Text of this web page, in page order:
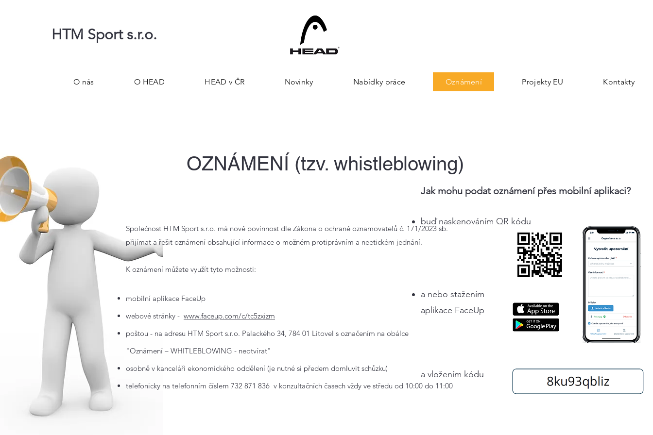
HTM Sport s.r.o.
O nás O HEAD HEAD v ČR Novinky Nabídky práce Oznámení Projekty EU Kontakty
OZNÁMENÍ (tzv. whistleblowing)
Jak mohu podat oznámení přes mobilní aplikaci?
buďnaskenováním QR kódu
a nebo stažením
aplikace FaceUp
a vložením kódu
mobilní aplikace FaceUp
webové stránky - www.faceup.com/c/tc5zxizm
poštou - na adresu HTM Sport s.r.o. Palackého 34, 784 01 Litovel s označením na obálce
"Oznámení – WHITLEBLOWING - neotvírat"
osobně v kanceláři ekonomického oddělení (je nutné si předem domluvit schůzku)
telefonicky na telefonním číslem 732 871 836 v konzultačních časech vždy ve středu od 10:00 do 11:00
Společnost HTM Sport s.r.o. má nově povinnost dle Zákona o ochraně oznamovatelů č. 171/2023 sb.
přijímat a řešit oznámení obsahující informace o možném protiprávním a neetickém jednání.
K oznámení můžete využít tyto možnosti: